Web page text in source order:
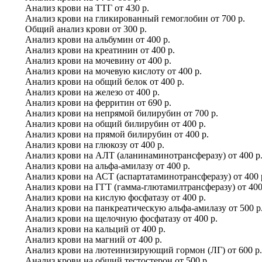
Анализ крови на ТТГ от 430 р.
Анализ крови на гликированный гемоглобин от 700 р.
Общий анализ крови от 300 р.
Анализ крови на альбумин от 400 р.
Анализ крови на креатинин от 400 р.
Анализ крови на мочевину от 400 р.
Анализ крови на мочевую кислоту от 400 р.
Анализ крови на общий белок от 400 р.
Анализ крови на железо от 400 р.
Анализ крови на ферритин от 690 р.
Анализ крови на непрямой билирубин от 700 р.
Анализ крови на общий билирубин от 400 р.
Анализ крови на прямой билирубин от 400 р.
Анализ крови на глюкозу от 400 р.
Анализ крови на АЛТ (аланинаминотрансферазу) от 400 р.
Анализ крови на альфа-амилазу от 400 р.
Анализ крови на АСТ (аспартатаминотрансферазу) от 400
Анализ крови на ГГТ (гамма-глютамилтрансферазу) от
Анализ крови на кислую фосфатазу от 400 р.
Анализ крови на панкреатическую альфа-амилазу от 500 р.
Анализ крови на щелочную фосфатазу от 400 р.
Анализ крови на кальций от 400 р.
Анализ крови на магний от 400 р.
Анализ крови на лютеинизирующий гормон (ЛГ) от 600 р.